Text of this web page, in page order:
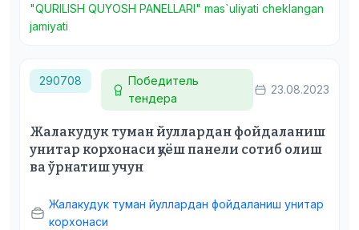
"QURILISH QUYOSH PANELLARI" mas`uliyati cheklangan
jamiyati
290708
Победитель
тендера
23.08.2023
Жалакудук туман йуллардан фойдаланиш
унитар корхонаси қуёш панели сотиб олиш
ва ўрнатиш учун
Жалакудук туман йуллардан фойдаланиш унитар
корхонаси